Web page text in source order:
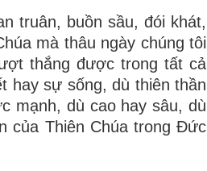
truân, buồn sầu, đói khát,
mà thâu ngày chúng tôi
thắng được trong tất cả
hay sự sống, dù thiên thần
mạnh, dù cao hay sâu, dù
của Thiên Chúa trong Ðức